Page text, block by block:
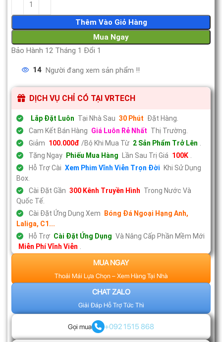
Thêm Vào Giỏ Hàng
Mua Ngay
Bảo Hành 12 Tháng 1 Đổi 1
14 Người đang xem sản phẩm !!
DỊCH VỤ CHỈ CÓ TẠI VRTECH
Lắp Đặt Luôn Tại Nhà Sau 30 Phút Đặt Hàng.
Cam Kết Bán Hàng Giá Luôn Rẻ Nhất Thị Trường.
Giảm 100.000đ /Bộ Khi Mua Từ 2 Sản Phẩm Trở Lên
Tặng Ngay
Phiếu Mua Hàng Lần Sau Trị Giá 100K
Hỗ Trợ Cài Xem Phim Vĩnh Viễn Trọn Đời
Khi Sử Dụng
Box.
Cài Đặt Gần 300 Kênh Truyền Hình Trong Nước Và
Quốc Tế.
Cài Đặt Ứng Dụng Xem
Bóng Đá Ngoại Hạng Anh,
Laliga, C1...
Hỗ Trợ Cài Đặt Ứng Dụng Và Nâng Cấp Phần Mềm Mới
Miễn Phí Vĩnh Viễn
MUA NGAY
Thoải Mái Lựa Chọn – Xem Hàng Tại Nhà
CHAT ZALO
Giải Đáp Hỗ Trợ Tức Thì
Gọi mua +092 1515 868